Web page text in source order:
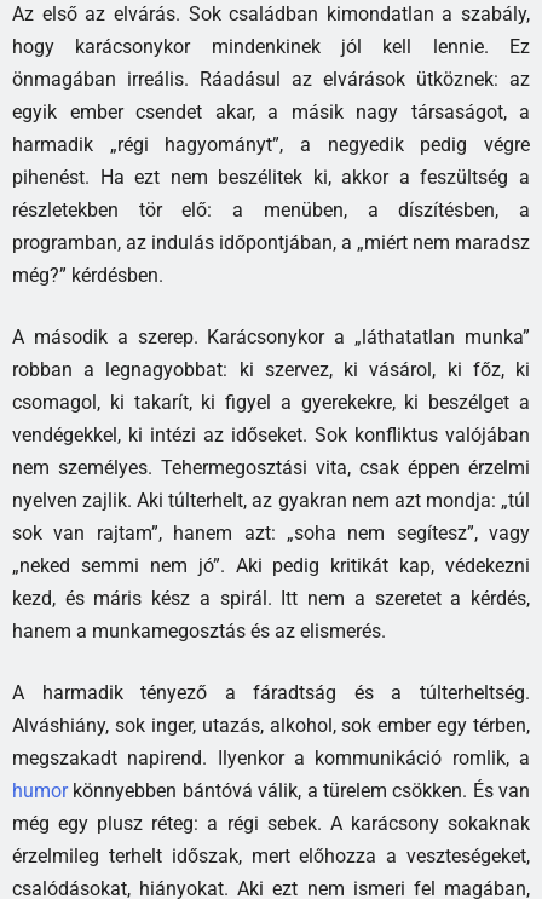
Az első az elvárás. Sok családban kimondatlan a szabály,
hogy karácsonykor mindenkinek jól kell lennie. Ez
önmagában irreális. Ráadásul az elvárások ütköznek: az
egyik ember csendet akar, a másik nagy társaságot, a
harmadik „régi hagyományt”, a negyedik pedig végre
pihenést. Ha ezt nem beszélitek ki, akkor a feszültség a
részletekben tör elő: a menüben, a díszítésben, a
programban, az indulás időpontjában, a „miért nem maradsz
még?” kérdésben.
A második a szerep. Karácsonykor a „láthatatlan munka”
robban a legnagyobbat: ki szervez, ki vásárol, ki főz, ki
csomagol, ki takarít, ki figyel a gyerekekre, ki beszélget a
vendégekkel, ki intézi az időseket. Sok konfliktus valójában
nem személyes. Tehermegosztási vita, csak éppen érzelmi
nyelven zajlik. Aki túlterhelt, az gyakran nem azt mondja: „túl
sok van rajtam”, hanem azt: „soha nem segítesz”, vagy
„neked semmi nem jó”. Aki pedig kritikát kap, védekezni
kezd, és máris kész a spirál. Itt nem a szeretet a kérdés,
hanem a munkamegosztás és az elismerés.
A harmadik tényező a fáradtság és a túlterheltség.
Alváshiány, sok inger, utazás, alkohol, sok ember egy térben,
megszakadt napirend. Ilyenkor a kommunikáció romlik, a
humorkönnyebben bántóvá válik, a türelem csökken. És van
még egy plusz réteg: a régi sebek. A karácsony sokaknak
érzelmileg terhelt időszak, mert előhozza a veszteségeket,
csalódásokat, hiányokat. Aki ezt nem ismeri fel magában,